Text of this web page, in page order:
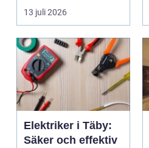
Stockholm handlar
valet av däck...
13 juli 2026
Elektriker i Täby:
Säker och effektiv